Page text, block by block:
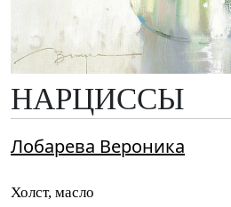
НАРЦИССЫ
Лобарева Вероника
Холст, масло